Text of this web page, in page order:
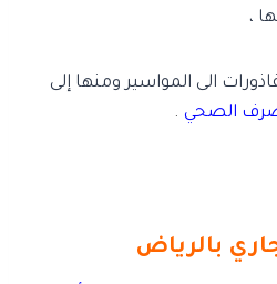
،
الى المواسير ومنها إلى
الصحي .
بالرياض